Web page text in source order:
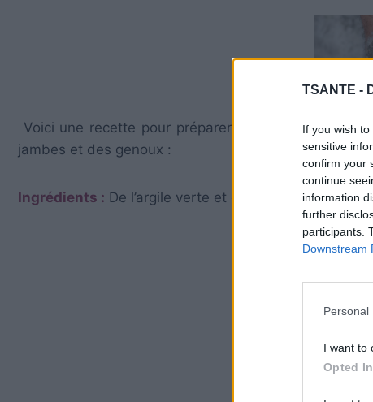
TSANTE -
If you wish
sensitive
confirm your
continue
information
further
participants.
Downstream
Personal
I want to
Opted In
Voici une recette pour préparer un cataplasme
jambes et des genoux :
Ingrédients : De l’argile verte et de l’eau